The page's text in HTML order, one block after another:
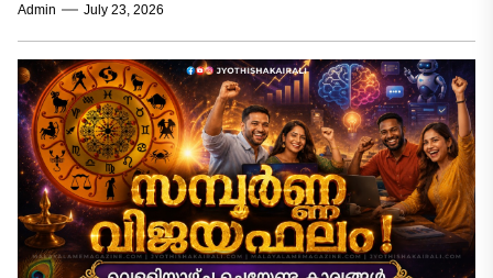
കാലയളവാണ്. ദക്ഷിണായനത്തിന്റെ
ആരംഭഘട്ടത്തിലൂടെ ഗ്രഹങ്ങൾ കടന്നുപോകുമ്പോൾ,
വ്യക്തിജീവിതത്തിലും തൊഴിൽമേഖലയിലും
ഉണ്ടാകുന്ന...
Admin July 23, 2026